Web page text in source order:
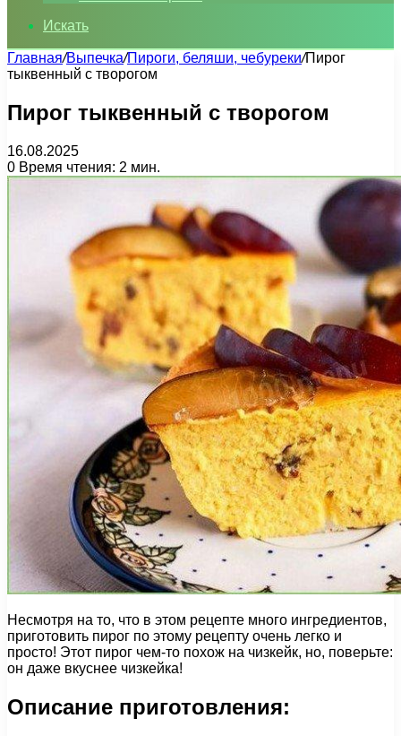
Искать
Главная/Выпечка/Пироги, беляши, чебуреки/Пирог
тыквенный с творогом
Пирог тыквенный с творогом
16.08.2025
0 Время чтения: 2 мин.
Несмотря на то, что в этом рецепте много ингредиентов,
приготовить пирог по этому рецепту очень легко и
просто! Этот пирог чем-то похож на чизкейк, но, поверьте:
он даже вкуснее чизкейка!
Описание приготовления: